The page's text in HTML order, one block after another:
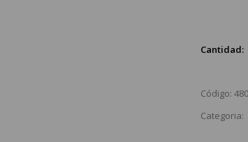
Cantidad:
Código:
Categoria: